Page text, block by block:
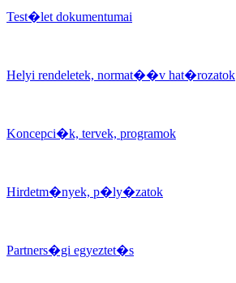
Test�let dokumentumai
Helyi rendeletek, normat��v hat�rozatok
Koncepci�k, tervek, programok
Hirdetm�nyek, p�ly�zatok
Partners�gi egyeztet�s